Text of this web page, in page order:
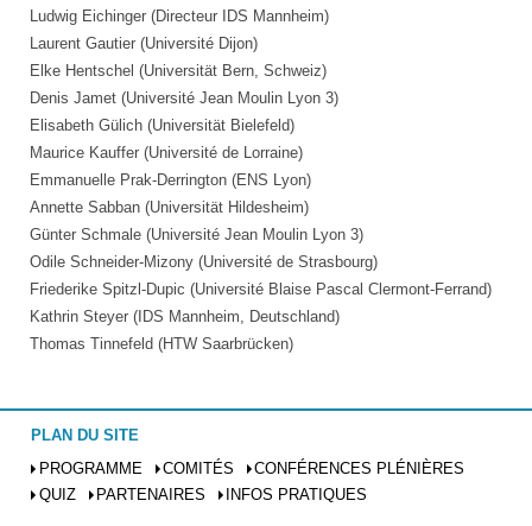
Ludwig Eichinger (Directeur IDS Mannheim)
Laurent Gautier (Université Dijon)
Elke Hentschel (Universität Bern, Schweiz)
Denis Jamet (Université Jean Moulin Lyon 3)
Elisabeth Gülich (Universität Bielefeld)
Maurice Kauffer (Université de Lorraine)
Emmanuelle Prak-Derrington (ENS Lyon)
Annette Sabban (Universität Hildesheim)
Günter Schmale (Université Jean Moulin Lyon 3)
Odile Schneider-Mizony (Université de Strasbourg)
Friederike Spitzl-Dupic (Université Blaise Pascal Clermont-Ferrand)
Kathrin Steyer (IDS Mannheim, Deutschland)
Thomas Tinnefeld (HTW Saarbrücken)
PLAN DU SITE
PROGRAMME
COMITÉS
CONFÉRENCES PLÉNIÈRES
QUIZ
PARTENAIRES INFOS PRATIQUES